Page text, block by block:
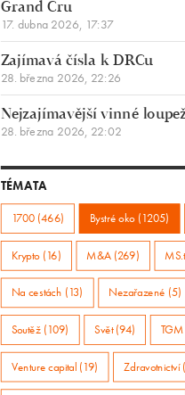
Grand Cru
17. dubna 2026, 17:37
Zajímavá čísla k DRCu
28. března 2026, 22:26
Nejzajímavější vinné
28. března 2026, 22:02
TÉMATA
1700 (466) Bystré oko (1205)
Krypto (16) M&A (269)
Na cestách (13) Nezařazené (5)
Soutěž (109) Svět (94)
Venture capital (19) Zdravotnictví